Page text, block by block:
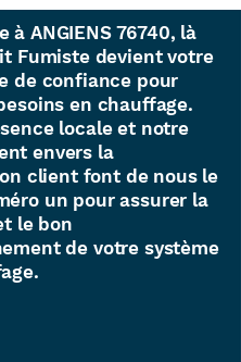
à ANGIENS 76740, là
Fumiste devient votre
de confiance pour
en chauffage.
locale et notre
envers la
client font de nous le
un pour assurer la
le bon
de votre système